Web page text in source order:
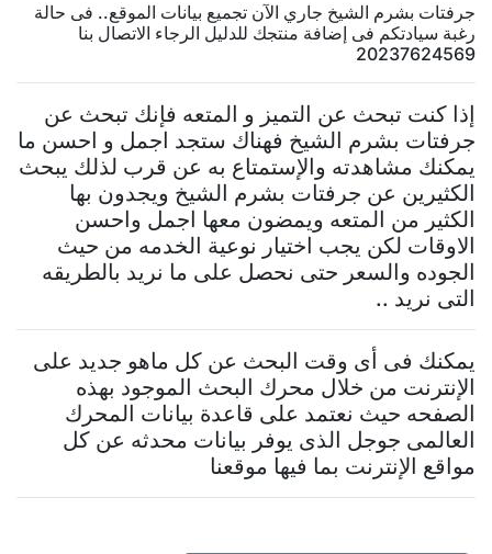
جرفتات بشرم الشيخ جاري الآن تجميع بيانات الموقع.. فى حالة
رغبة سيادتكم فى إضافة منتجك للدليل الرجاء الاتصال بنا
20237624569
إذا كنت تبحث عن التميز و المتعه فإنك تبحث عن
جرفتات بشرم الشيخ فهناك ستجد اجمل و احسن ما
يمكنك مشاهدته والإستمتاع به عن قرب لذلك يبحث
الكثيرين عن جرفتات بشرم الشيخ ويجدون بها
الكثير من المتعه ويمضون معها اجمل واحسن
الاوقات لكن يجب اختيار نوعية الخدمه من حيث
الجوده والسعر حتى نحصل على ما نريد بالطريقه
التى نريد ..
يمكنك فى أى وقت البحث عن كل ماهو جديد على
الإنترنت من خلال محرك البحث الموجود بهذه
الصفحه حيث نعتمد على قاعدة بيانات المحرك
العالمى جوجل الذى يوفر بيانات محدثه عن كل
مواقع الإنترنت بما فيها موقعنا